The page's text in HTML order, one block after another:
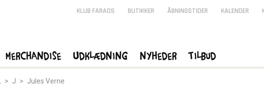
> J > Jules Verne
KLUB FARAOS BUTIKKER ÅBNINGSTIDER KALENDER
Merchandise Udklædning Nyheder Tilbud